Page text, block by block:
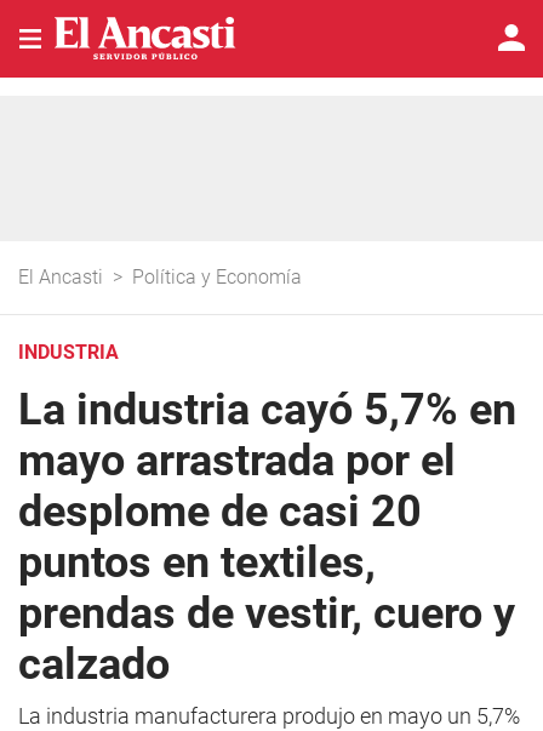
El Ancasti > Política y Economía
INDUSTRIA
La industria cayó 5,7% en
mayo arrastrada por el
desplome de casi 20
puntos en textiles,
prendas de vestir, cuero y
calzado
La industria manufacturera produjo en mayo un 5,7%